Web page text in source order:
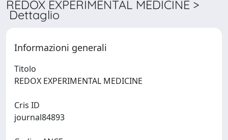
REDOX EXPERIMENTAL MEDICINE >
Dettaglio
Informazioni generali
Titolo
Cris ID